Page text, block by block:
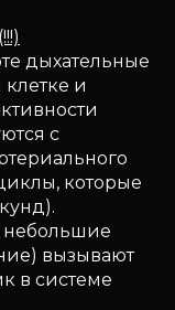
дыхательные
и
с
которые
небольшие
вызывают
в системе